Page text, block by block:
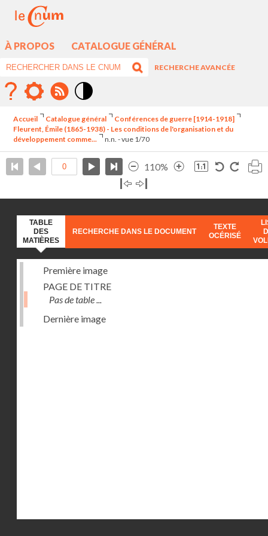
À PROPOS CATALOGUE GÉNÉRAL
RECHERCHE AVANCÉE
élévé
Accueil Catalogue général
Conférences de guerre [1914-1918]
Fleurent, Émile (1865-1938) - Les conditions de l'organisation et du
développement comme...
n.n. - vue 1/70
110%
TABLE
DES
MATIÈRES
RECHERCHE DANS LE DOCUMENT
TEXTE
OCÉRISÉ
Première image
PAGE DE TITRE
Pas de table ...
Dernière image